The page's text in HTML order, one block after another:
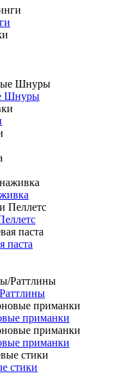
Шнуры
паста
приманки
приманки
стики